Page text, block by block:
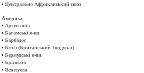
• Центрально Африканський союз
Америка
• Аргентина
• Багамські о-ви
• Барбадос
• Беліз (Британський Гондурас)
• Бермудські о-ви
• Бразилія
• Венесуела